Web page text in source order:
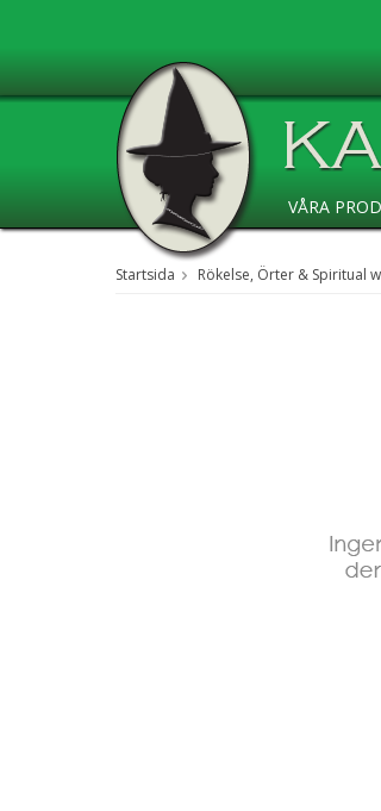
VÅRA
Startsida Rökelse, Örter & Spiritual